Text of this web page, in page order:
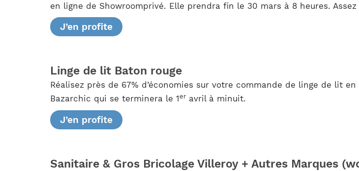
en ligne de Showroomprivé. Elle prendra fin le 30 mars à 8 heures.
J’en profite
Linge de lit Baton rouge
Réalisez près de 67% d’économies sur votre commande de linge de lit
Bazarchic qui se terminera le 1er avril à minuit.
J’en profite
Sanitaire & Gros Bricolage Villeroy + Autres Marques